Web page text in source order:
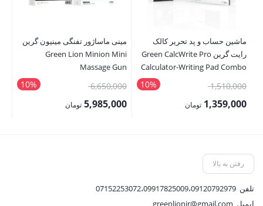
ماشین حساب و پد تحریر کالک
رایت گرین Green CalcWrite Pro
Calculator-Writing Pad Combo
10% 1,510,000قیمت
اصلی:1,359,000 تومان
1,359,000 تومان.
مینی ماساژور تفنگی مینیون گرین
Green Lion Minion Mini
Massage Gun
10% 6,650,000قیمت
اصلی:5,985,000 تومان
رفتن به بالا
تلفن 07152253072،09917825009،09120792979
ایمیل greenlionir@gmail.com